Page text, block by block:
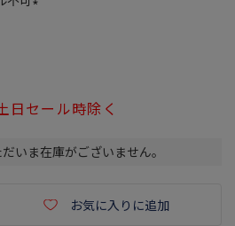
セール時除く
いま在庫がございません。
お気に入りに追加